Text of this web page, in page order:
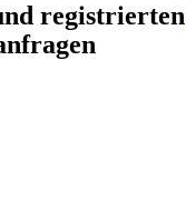
registrierten